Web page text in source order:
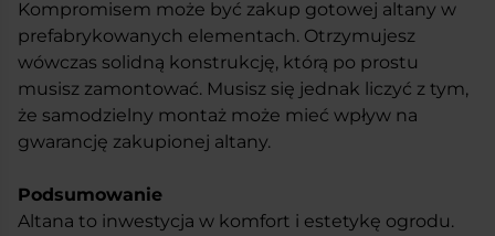
Kompromisem może być zakup gotowej altany w
prefabrykowanych elementach. Otrzymujesz
wówczas solidną konstrukcję, którą po prostu
musisz zamontować. Musisz się jednak liczyć z tym,
że samodzielny montaż może mieć wpływ na
gwarancję zakupionej altany.
Podsumowanie
Altana to inwestycja w komfort i estetykę ogrodu.